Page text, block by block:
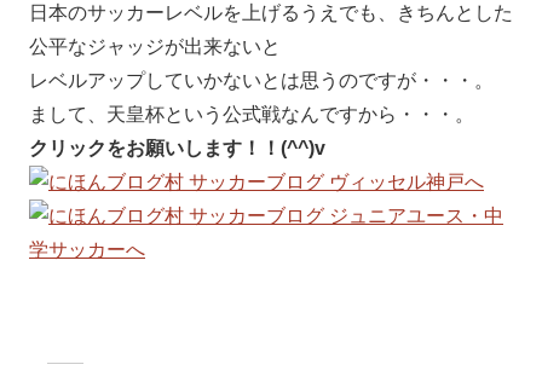
日本のサッカーレベルを上げるうえでも、きちんとした
公平なジャッジが出来ないと
レベルアップしていかないとは思うのですが・・・。
まして、天皇杯という公式戦なんですから・・・。
クリックをお願いします！！(^^)v